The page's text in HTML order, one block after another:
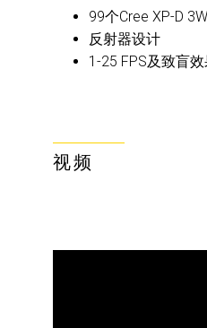
99个Cree XP-D
反射器设计
1-25 FPS及致盲
视频